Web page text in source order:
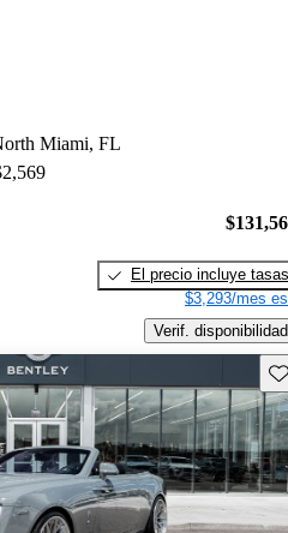
Miami, FL
El precio incluye tasas
$3,293/mes
Verif. disponibilidad